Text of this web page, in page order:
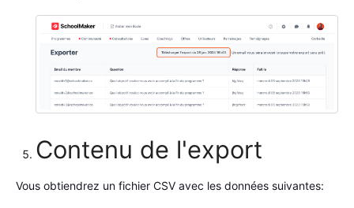
Contenu de l'export
Vous obtiendrez un fichier CSV avec les données suivantes: